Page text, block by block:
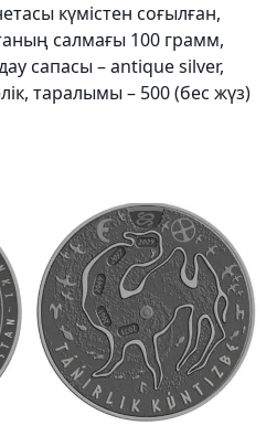
күмістен соғылған,
салмағы 100 грамм,
сапасы – antique silver,
таралымы – 500 (бес жүз)